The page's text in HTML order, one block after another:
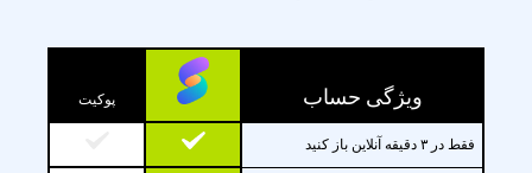
ویژگی حساب پوکیت
فقط در ۳ دقیقه آنلاین باز کنید